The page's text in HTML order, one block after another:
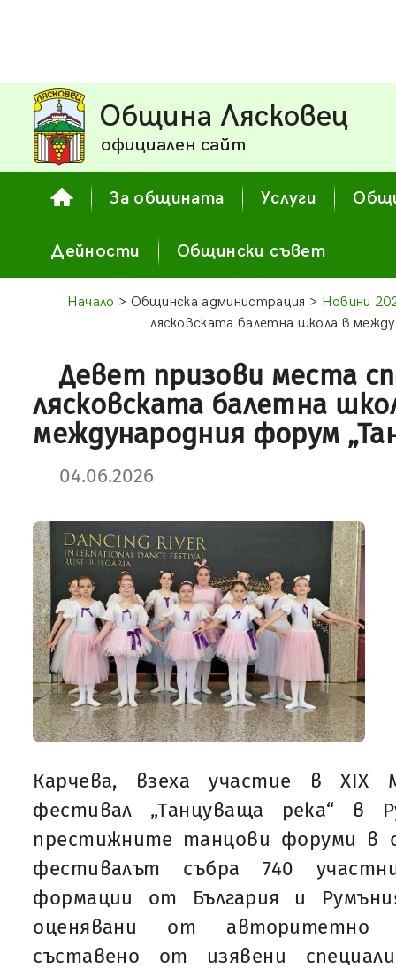
Община Лясковец
официален сайт
За общината Услуги
Дейности Общински съвет
Начало > Общинска администрация > Новини
лясковската балетна школа в
Девет призови места
лясковската балетна
международния форум
04.06.2026
Карчева, взеха участие в XIX
фестивал „Танцуваща река“
престижните танцови форуми в
фестивалът събра 740
формации от България и
оценявани от авторитетно
съставено от изявени